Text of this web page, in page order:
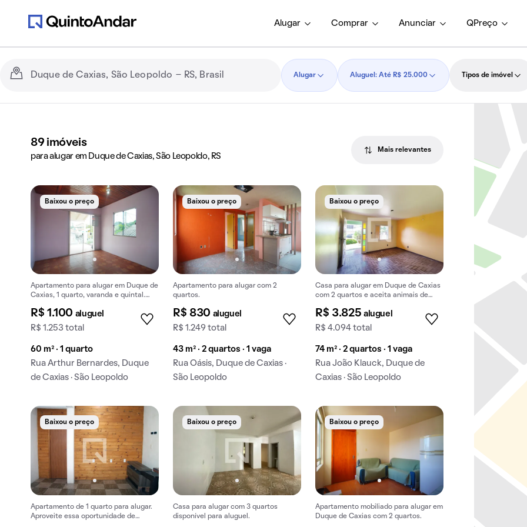
Alugar Comprar Anunciar QPreço
Alugar Aluguel: Até R$ 25.000 Tipos de imóvel
89 imóveis
para alugar em Duque de Caxias, São Leopoldo, RS
Mais relevantes
Baixou o preço
Apartamento para alugar em Duque de
Caxias, 1 quarto, varanda e quintal.
R$ 1.100 aluguel
R$ 1.253 total
60 m² · 1 quarto
Rua Arthur Bernardes, Duque
de Caxias · São Leopoldo
Baixou o preço
Apartamento para alugar com 2
quartos.
R$ 830 aluguel
R$ 1.249 total
43 m² · 2 quartos · 1 vaga
Rua Oásis, Duque de Caxias ·
São Leopoldo
Baixou o preço
Casa para alugar em Duque de Caxias
com 2 quartos e aceita animais de
R$ 3.825 aluguel
R$ 4.094 total
74 m² · 2 quartos · 1 vaga
Rua João Klauck, Duque de
Caxias · São Leopoldo
Baixou o preço
Apartamento de 1 quarto para alugar.
Aproveite essa oportunidade de
Baixou o preço
Casa para alugar com 3 quartos
disponível para aluguel.
Baixou o preço
Apartamento mobiliado para alugar em
Duque de Caxias com 2 quartos.